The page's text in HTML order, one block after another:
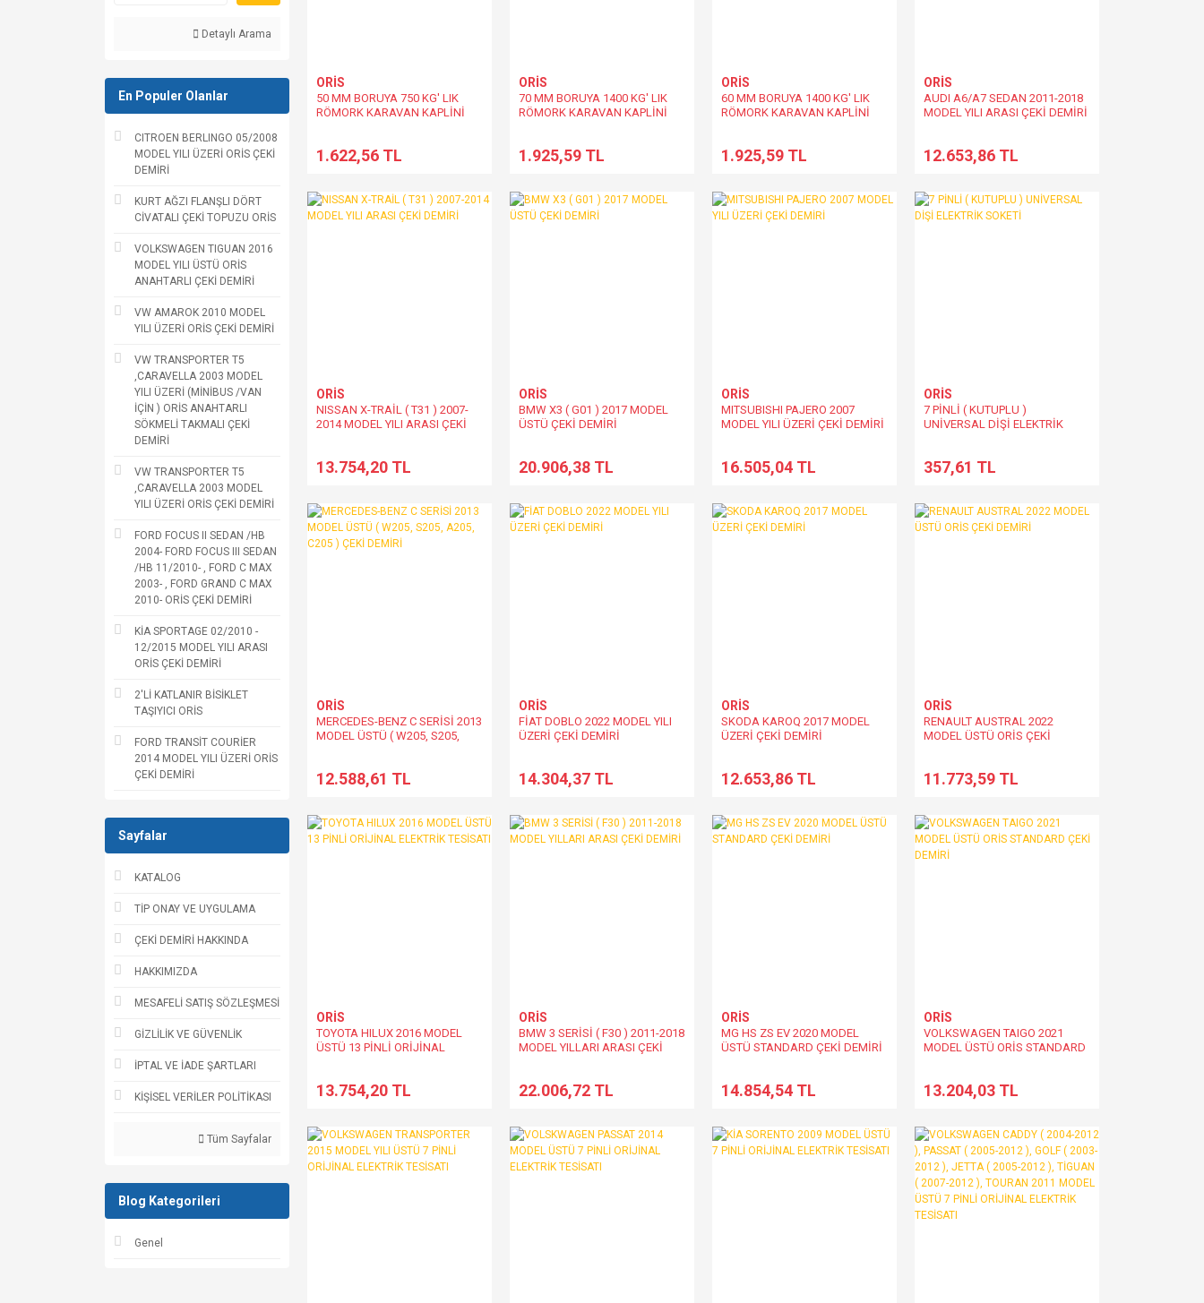
Detaylı Arama
En Populer Olanlar
CITROEN BERLINGO 05/2008
MODEL YILI ÜZERİ ORİS ÇEKİ
DEMİRİ
KURT AĞZI FLANŞLI DÖRT
CİVATALI ÇEKİ TOPUZU ORİS
VOLKSWAGEN TIGUAN 2016
MODEL YILI ÜSTÜ ORİS
ANAHTARLI ÇEKİ DEMİRİ
VW AMAROK 2010 MODEL
YILI ÜZERİ ORİS ÇEKİ DEMİRİ
VW TRANSPORTER T5
,CARAVELLA 2003 MODEL
YILI ÜZERİ (MİNİBUS /VAN
İÇİN ) ORİS ANAHTARLI
SÖKMELİ TAKMALI ÇEKİ
DEMİRİ
VW TRANSPORTER T5
,CARAVELLA 2003 MODEL
YILI ÜZERİ ORİS ÇEKİ DEMİRİ
FORD FOCUS II SEDAN /HB
2004- FORD FOCUS III SEDAN
/HB 11/2010- , FORD C MAX
2003- , FORD GRAND C MAX
2010- ORİS ÇEKİ DEMİRİ
KİA SPORTAGE 02/2010 -
12/2015 MODEL YILI ARASI
ORİS ÇEKİ DEMİRİ
2'Lİ KATLANIR BİSİKLET
TAŞIYICI ORİS
FORD TRANSİT COURİER
2014 MODEL YILI ÜZERİ ORİS
ÇEKİ DEMİRİ
Sayfalar
KATALOG
TİP ONAY VE UYGULAMA
ÇEKİ DEMİRİ HAKKINDA
HAKKIMIZDA
MESAFELİ SATIŞ SÖZLEŞMESİ
GİZLİLİK VE GÜVENLİK
İPTAL VE İADE ŞARTLARI
KİŞİSEL VERİLER POLİTİKASI
Tüm Sayfalar
Blog Kategorileri
Genel
ORİS
50 MM BORUYA 750 KG' LIK
RÖMORK KARAVAN KAPLİNİ
1.622,56 TL
ORİS
70 MM BORUYA 1400 KG' LIK
RÖMORK KARAVAN KAPLİNİ
1.925,59 TL
ORİS
60 MM BORUYA 1400 KG' LIK
RÖMORK KARAVAN KAPLİNİ
1.925,59 TL
ORİS
AUDI A6/A7 SEDAN 2011-2018
MODEL YILI ARASI ÇEKİ DEMİRİ
12.653,86 TL
ORİS
NISSAN X-TRAİL ( T31 ) 2007-
2014 MODEL YILI ARASI ÇEKİ
13.754,20 TL
ORİS
BMW X3 ( G01 ) 2017 MODEL
ÜSTÜ ÇEKİ DEMİRİ
20.906,38 TL
ORİS
MITSUBISHI PAJERO 2007
MODEL YILI ÜZERİ ÇEKİ DEMİRİ
16.505,04 TL
ORİS
7 PİNLİ ( KUTUPLU )
UNİVERSAL DİŞİ ELEKTRİK
357,61 TL
ORİS
MERCEDES-BENZ C SERİSİ 2013
MODEL ÜSTÜ ( W205, S205,
12.588,61 TL
ORİS
FİAT DOBLO 2022 MODEL YILI
ÜZERİ ÇEKİ DEMİRİ
14.304,37 TL
ORİS
SKODA KAROQ 2017 MODEL
ÜZERİ ÇEKİ DEMİRİ
12.653,86 TL
ORİS
RENAULT AUSTRAL 2022
MODEL ÜSTÜ ORİS ÇEKİ
11.773,59 TL
ORİS
TOYOTA HILUX 2016 MODEL
ÜSTÜ 13 PİNLİ ORİJİNAL
13.754,20 TL
ORİS
BMW 3 SERİSİ ( F30 ) 2011-2018
MODEL YILLARI ARASI ÇEKİ
22.006,72 TL
ORİS
MG HS ZS EV 2020 MODEL
ÜSTÜ STANDARD ÇEKİ DEMİRİ
14.854,54 TL
ORİS
VOLKSWAGEN TAIGO 2021
MODEL ÜSTÜ ORİS STANDARD
13.204,03 TL